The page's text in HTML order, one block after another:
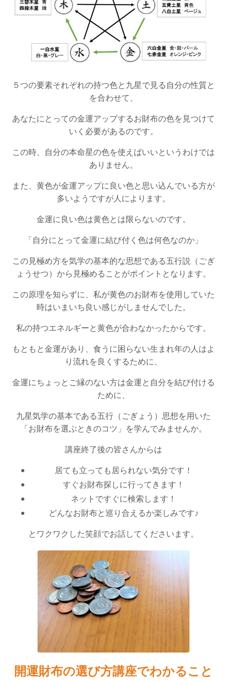
５つの要素それぞれの持つ色と九星で見る自分の性質と
を合わせて、
あなたにとっての金運アップするお財布の色を見つけて
いく必要があるのです。
この時、自分の本命星の色を使えばいいというわけでは
ありません。
また、黄色が金運アップに良い色と思い込んでいる方が
多いようですが人によります。
金運に良い色は黄色とは限らないのです。
「自分にとって金運に結び付く色は何色なのか」
この見極め方を気学の基本的な思想である五行説（ごぎ
ょうせつ）から見極めることがポイントとなります。
この原理を知らずに、私が黄色のお財布を使用していた
時はいまいち良い感じがしませんでした。
私の持つエネルギーと黄色が合わなかったからです。
もともと金運があり、食うに困らない生まれ年の人はよ
り流れを良くするために、
金運にちょっとご縁のない方は金運と自分を結び付ける
ために、
九星気学の基本である五行（ごぎょう）思想を用いた
「お財布を選ぶときのコツ」を学んでみませんか。
講座終了後の皆さんからは
居ても立っても居られない気分です！
すぐお財布探しに行ってきます！
ネットですぐに検索します！
どんなお財布と巡り合えるか楽しみです♪
とワクワクした笑顔でお話してくださいます。
開運財布の選び方講座でわかること